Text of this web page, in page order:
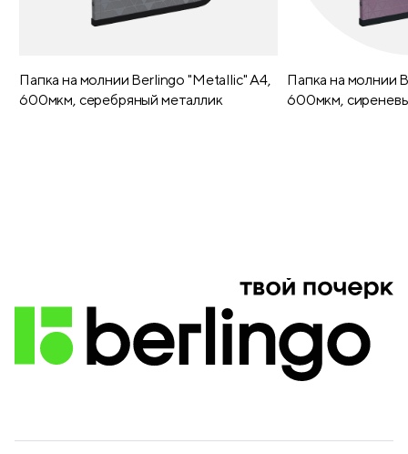
Папка на молнии Berlingo "Metallic" А4,
600мкм, серебряный металлик
Папка на молнии
600мкм,